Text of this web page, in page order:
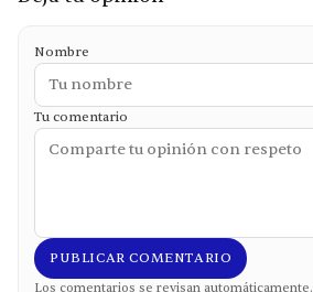
Nombre
Tu comentario
PUBLICAR COMENTARIO
Los comentarios se revisan automáticamente.